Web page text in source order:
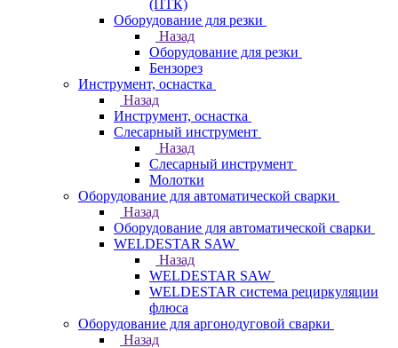
(ПТК)
Оборудование для резки
Назад
Оборудование для резки
Бензорез
Инструмент, оснастка
Назад
Инструмент, оснастка
Слесарный инструмент
Назад
Слесарный инструмент
Молотки
Оборудование для автоматической сварки
Назад
Оборудование для автоматической сварки
WELDESTAR SAW
Назад
WELDESTAR SAW
WELDESTAR система рециркуляции
флюса
Оборудование для аргонодуговой сварки
Назад